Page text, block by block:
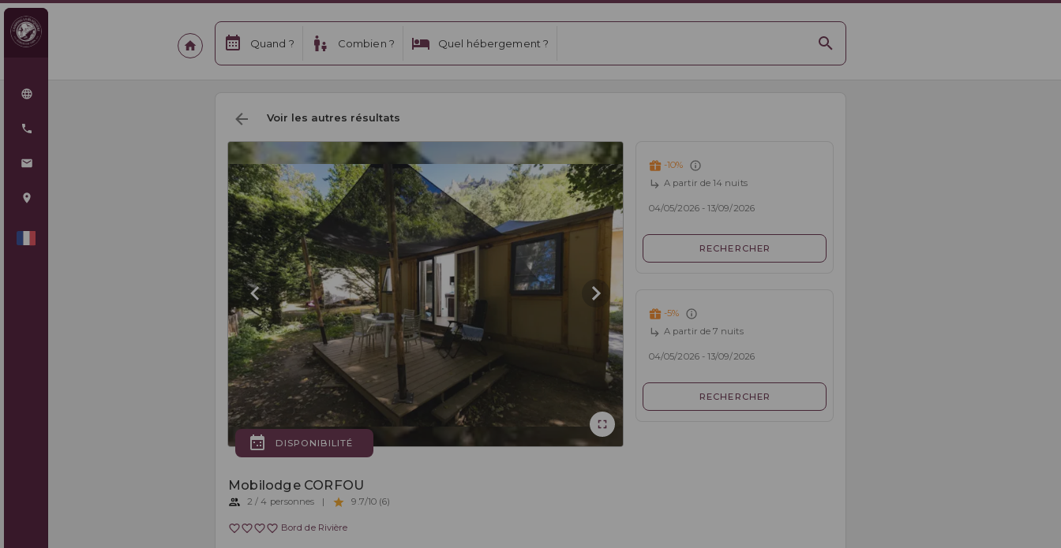
Quand ? Combien ? Quel hébergement ?
Voir les autres résultats
DISPONIBILITÉ
Mobilodge CORFOU
2 / 4 personnes | 9.7/10 (6)
Bord de Rivière
-10%
A partir de 14 nuits
04/05/2026 - 13/09/2026
RECHERCHER
-5%
A partir de 7 nuits
04/05/2026 - 13/09/2026
RECHERCHER